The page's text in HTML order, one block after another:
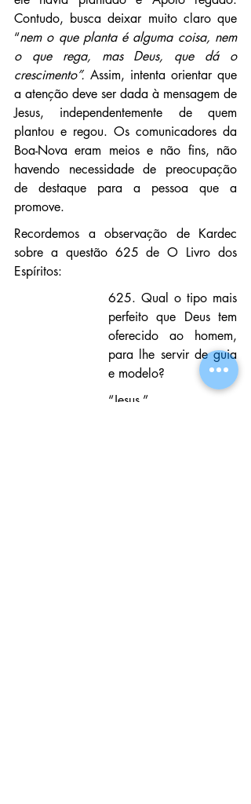
Contudo, busca deixar muito claro que
“nem o que planta é alguma coisa, nem
o que rega, mas Deus, que dá o
crescimento”. Assim, intenta orientar que
a atenção deve ser dada à mensagem de
Jesus, independentemente de quem
plantou e regou. Os comunicadores da
Boa-Nova eram meios e não fins, não
havendo necessidade de preocupação
de destaque para a pessoa que a
promove.
Recordemos a observação de Kardec
sobre a questão 625 de O Livro dos
Espíritos:
625. Qual o tipo mais
perfeito que Deus tem
oferecido ao homem,
para lhe servir de guia
e modelo?
“Jesus.”